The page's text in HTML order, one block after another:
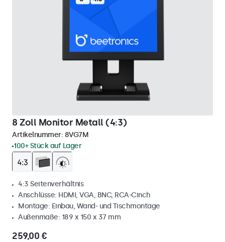
8 Zoll Monitor Metall (4:3)
Artikelnummer: 8VG7M
100+ Stück auf Lager
4:3 Seitenverhältnis
Anschlüsse: HDMI, VGA, BNC, RCA-Cinch
Montage: Einbau, Wand- und Tischmontage
Außenmaße: 189 x 150 x 37 mm
259,00 €